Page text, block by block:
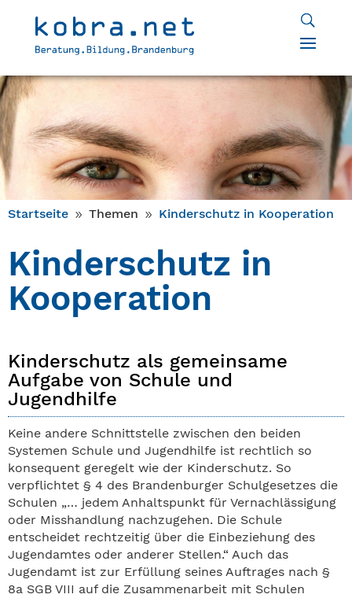
Startseite 9 Themen 9 Kinderschutz in Kooperation
Kinderschutz in
Kooperation
Kinderschutz als gemeinsame
Aufgabe von Schule und
Jugendhilfe
Keine andere Schnittstelle zwischen den beiden
Systemen Schule und Jugendhilfe ist rechtlich so
konsequent geregelt wie der Kinderschutz. So
verpflichtet § 4 des Brandenburger Schulgesetzes die
Schulen „… jedem Anhaltspunkt für Vernachlässigung
oder Misshandlung nachzugehen. Die Schule
entscheidet rechtzeitig über die Einbeziehung des
Jugendamtes oder anderer Stellen.“ Auch das
Jugendamt ist zur Erfüllung seines Auftrages nach §
8a SGB VIII auf die Zusammenarbeit mit Schulen